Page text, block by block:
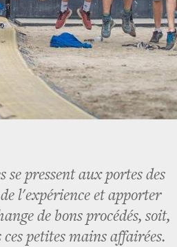
se pressent aux portes des
l'expérience et apporter
de bons procédés, soit,
petites mains affairées.